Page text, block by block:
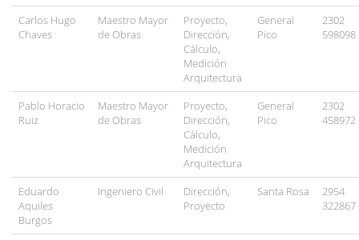
Carlos Hugo
Chaves
Maestro Mayor
de Obras
Proyecto,
Dirección,
Cálculo,
Medición
Arquitectura
General
Pico
2302
598098
Pablo Horacio
Ruiz
Maestro Mayor
de Obras
Proyecto,
Dirección,
Cálculo,
Medición
Arquitectura
General
Pico
2302
458972
Eduardo
Aquiles
Burgos
Ingeniero Civil
Dirección,
Proyecto
Santa Rosa
2954
322867